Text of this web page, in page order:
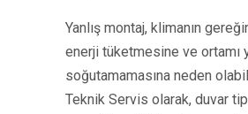
Yanlış montaj, klimanın
enerji tüketmesine ve ortamı
soğutamamasına neden
Teknik Servis olarak, duvar